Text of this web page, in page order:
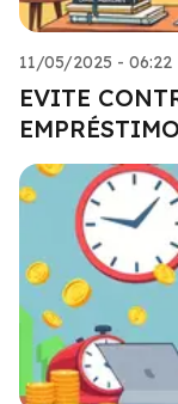
11/05/2025 - 06:22
EVITE